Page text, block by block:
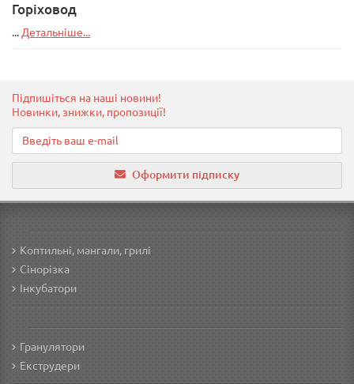
Горіховод
... Детальніше...
Підпишіться на наші новини!
Новинки, знижки, пропозиції!
Оформити підписку
Коптильні, мангали, грилі
Сінорізка
Інкубатори
Гранулятори
Екструдери